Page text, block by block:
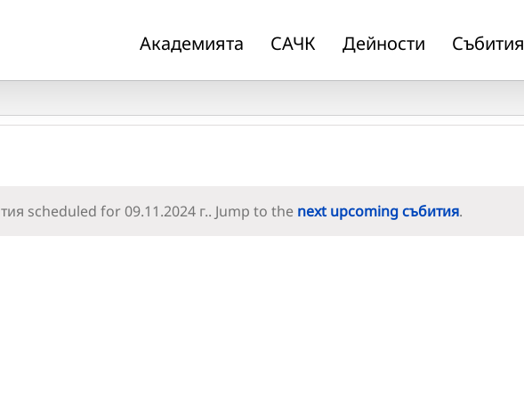
Академията САЧК Дейности Събития
Notice
scheduled for 09.11.2024 г.. Jump to the next upcoming събития.